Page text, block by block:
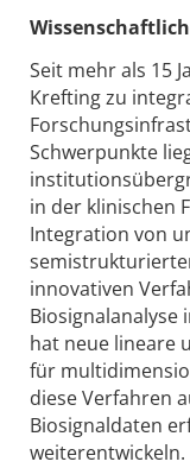
Seit mehr als 15
Krefting zu
Schwerpunkte
in der klinischen
Integration von
innovativen
Biosignalanalyse
hat neue lineare
für
diese Verfahren
Biosignaldaten
weiterentwickeln.